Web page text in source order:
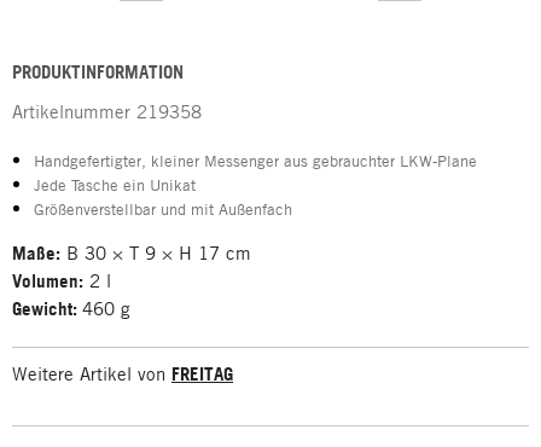
PRODUKTINFORMATION
Artikelnummer 219358
Handgefertigter, kleiner Messenger aus gebrauchter LKW-Plane
Jede Tasche ein Unikat
Größenverstellbar und mit Außenfach
Maße: B 30 × T 9 × H 17 cm
Volumen: 2 l
Gewicht: 460 g
Weitere Artikel von FREITAG